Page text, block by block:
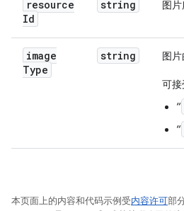
resource
Id
string 图片
image
Type
string 图片
可接
“
“
本页面上的内容和代码示例受内容许可部